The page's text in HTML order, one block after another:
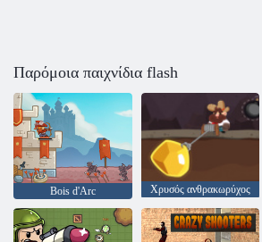
Παρόμοια παιχνίδια flash
Bois d'Arc Χρυσός ανθρακωρύχος